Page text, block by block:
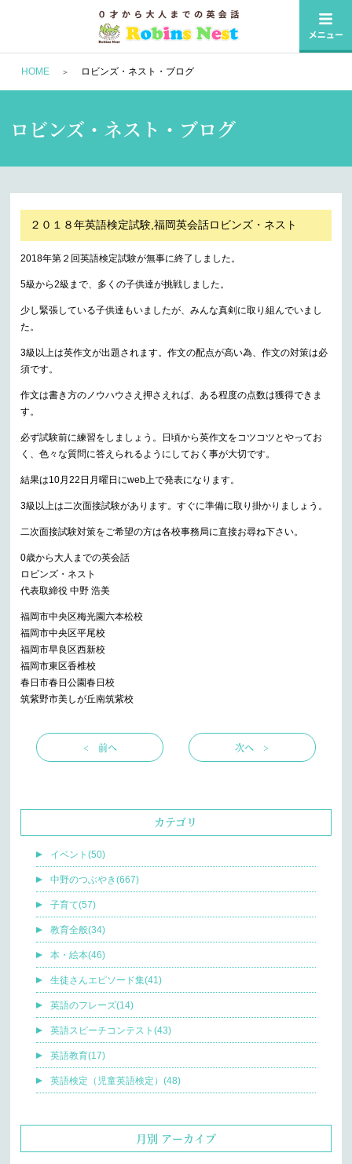
HOME ロビンズ・ネスト・ブログ
ロビンズ・ネスト・ブログ
２０１８年英語検定試験,福岡英会話ロビンズ・ネスト
2018年第２回英語検定試験が無事に終了しました。
5級から2級まで、多くの子供達が挑戦しました。
少し緊張している子供達もいましたが、みんな真剣に取り組んでいまし
た。
3級以上は英作文が出題されます。作文の配点が高い為、作文の対策は必
須です。
作文は書き方のノウハウさえ押さえれば、ある程度の点数は獲得できま
す。
必ず試験前に練習をしましょう。日頃から英作文をコツコツとやってお
く、色々な質問に答えられるようにしておく事が大切です。
結果は10月22日月曜日にweb上で発表になります。
3級以上は二次面接試験があります。すぐに準備に取り掛かりましょう。
二次面接試験対策をご希望の方は各校事務局に直接お尋ね下さい。
0歳から大人までの英会話
ロビンズ・ネスト
代表取締役 中野 浩美
福岡市中央区梅光園六本松校
福岡市中央区平尾校
福岡市早良区西新校
福岡市東区香椎校
春日市春日公園春日校
筑紫野市美しが丘南筑紫校
< 前へ 次へ >
カテゴリ
イベント(50)
中野のつぶやき(667)
子育て(57)
教育全般(34)
本・絵本(46)
生徒さんエピソード集(41)
英語のフレーズ(14)
英語スピーチコンテスト(43)
英語教育(17)
英語検定（児童英語検定）(48)
月別 アーカイブ